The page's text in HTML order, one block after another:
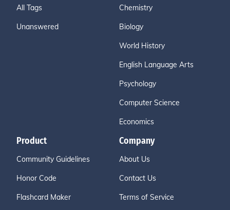
All Tags
Unanswered
Chemistry
Biology
World History
English Language Arts
Psychology
Computer Science
Economics
Product
Community Guidelines
Honor Code
Flashcard Maker
Company
About Us
Contact Us
Terms of Service